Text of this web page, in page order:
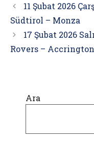
11 Şubat 2026
Südtirol – Monza
17 Şubat 2026
Rovers –
Ara